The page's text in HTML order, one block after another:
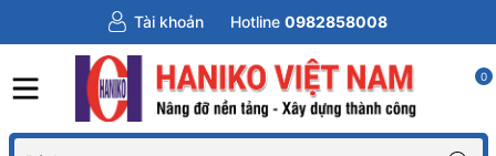
Tài khoản Hotline 0982858008
0